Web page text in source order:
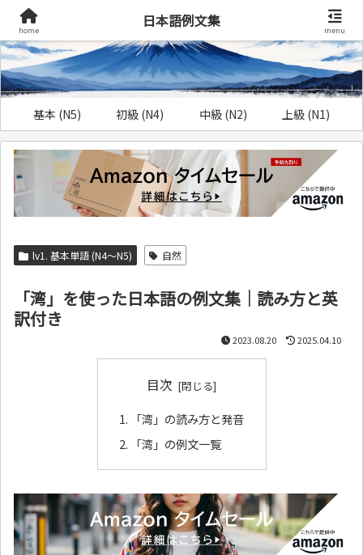
基本 (N5) 初級 (N4) 中級 (N2) 上級 (N1)
lv1. 基本単語 (N4～N5) 自然
「湾」を使った日本語の例文集｜読み方と英
訳付き
2023.08.20 2025.04.10
目次
「湾」の読み方と発音
「湾」の例文一覧
home
日本語例文集
menu